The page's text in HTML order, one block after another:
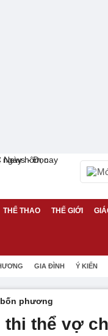
THỂ THAO THẾ GIỚI
GIA ĐÌNH Ý KIẾN
phương
thi thể vợ